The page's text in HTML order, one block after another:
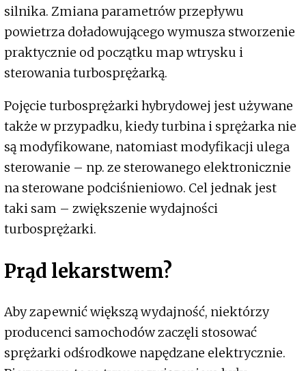
silnika. Zmiana parametrów przepływu
powietrza doładowującego wymusza stworzenie
praktycznie od początku map wtrysku i
sterowania turbosprężarką.
Pojęcie turbosprężarki hybrydowej jest używane
także w przypadku, kiedy turbina i sprężarka nie
są modyfikowane, natomiast modyfikacji ulega
sterowanie – np. ze sterowanego elektronicznie
na sterowane podciśnieniowo. Cel jednak jest
taki sam – zwiększenie wydajności
turbosprężarki.
Prąd lekarstwem?
Aby zapewnić większą wydajność, niektórzy
producenci samochodów zaczęli stosować
sprężarki odśrodkowe napędzane elektrycznie.